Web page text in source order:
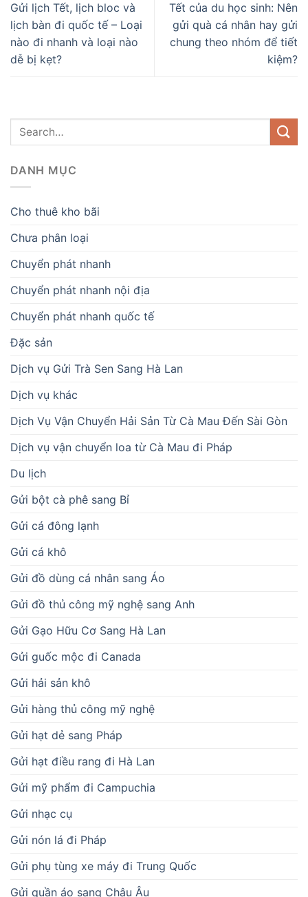
Gửi lịch Tết, lịch bloc và
lịch bàn đi quốc tế – Loại
nào đi nhanh và loại nào
dễ bị kẹt?
Tết của du học sinh: Nên
gửi quà cá nhân hay gửi
chung theo nhóm để tiết
kiệm?
DANH MỤC
Cho thuê kho bãi
Chưa phân loại
Chuyển phát nhanh
Chuyển phát nhanh nội địa
Chuyển phát nhanh quốc tế
Đặc sản
Dịch vụ Gửi Trà Sen Sang Hà Lan
Dịch vụ khác
Dịch Vụ Vận Chuyển Hải Sản Từ Cà Mau Đến Sài Gòn
Dịch vụ vận chuyển loa từ Cà Mau đi Pháp
Du lịch
Gửi bột cà phê sang Bỉ
Gửi cá đông lạnh
Gửi cá khô
Gửi đồ dùng cá nhân sang Áo
Gửi đồ thủ công mỹ nghệ sang Anh
Gửi Gạo Hữu Cơ Sang Hà Lan
Gửi guốc mộc đi Canada
Gửi hải sản khô
Gửi hàng thủ công mỹ nghệ
Gửi hạt dẻ sang Pháp
Gửi hạt điều rang đi Hà Lan
Gửi mỹ phẩm đi Campuchia
Gửi nhạc cụ
Gửi nón lá đi Pháp
Gửi phụ tùng xe máy đi Trung Quốc
Gửi quần áo sang Châu Âu